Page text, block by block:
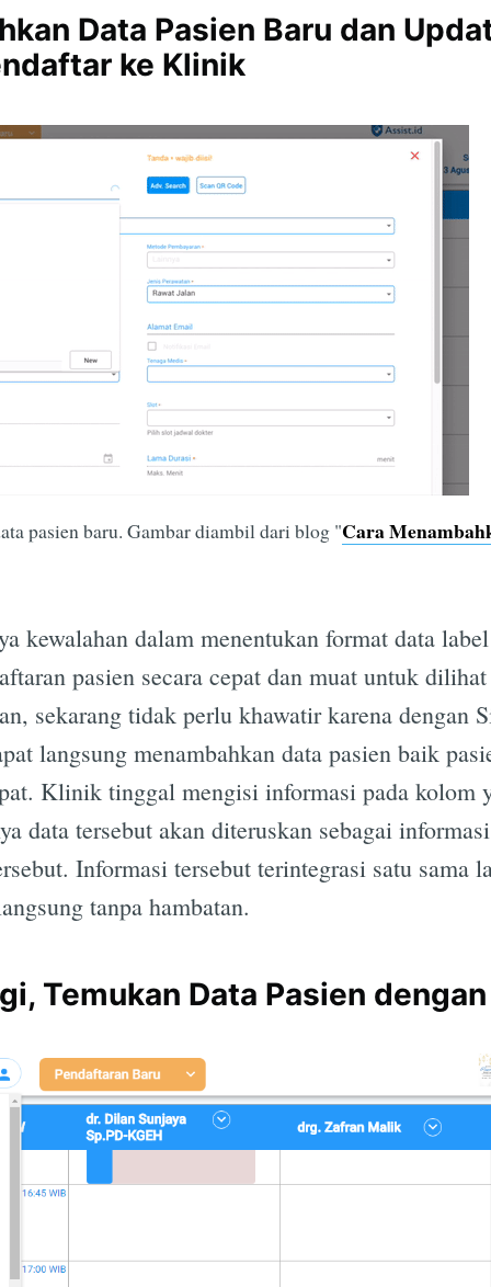
Data Pasien Baru dan
ke Klinik
pasien baru. Gambar diambil dari blog "Cara
kewalahan dalam menentukan format data
pasien secara cepat dan muat untuk
sekarang tidak perlu khawatir karena dengan
langsung menambahkan data pasien baik
Klinik tinggal mengisi informasi pada kolom
data tersebut akan diteruskan sebagai
Informasi tersebut terintegrasi satu sama
tanpa hambatan.
Temukan Data Pasien
Subscribe